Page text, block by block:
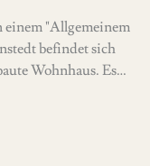
"Allgemeinem
Wohnhaus. Es
über ca. 115 m2